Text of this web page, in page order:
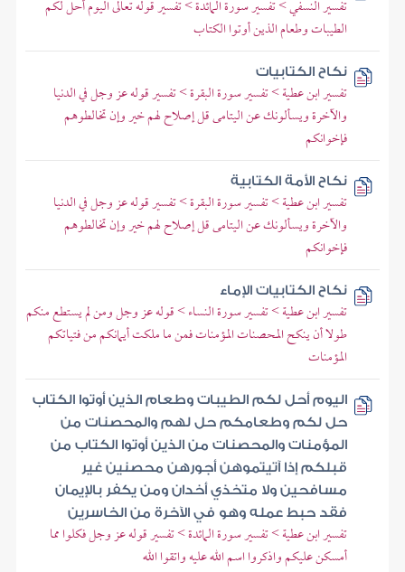
تفسير النسفي > تفسير سورة المائدة > تفسير قوله تعالى اليوم أحل لكم
الطيبات وطعام الذين أوتوا الكتاب
نكاح الكتابيات
تفسير ابن عطية > تفسير سورة البقرة > تفسير قوله عز وجل في الدنيا
والآخرة ويسألونك عن اليتامى قل إصلاح لهم خير وإن تخالطوهم
فإخوانكم
نكاح الأمة الكتابية
تفسير ابن عطية > تفسير سورة البقرة > تفسير قوله عز وجل في الدنيا
والآخرة ويسألونك عن اليتامى قل إصلاح لهم خير وإن تخالطوهم
فإخوانكم
نكاح الكتابيات الإماء
تفسير ابن عطية > تفسير سورة النساء > قوله عز وجل ومن لم يستطع منكم
طولا أن ينكح المحصنات المؤمنات فمن ما ملكت أيمانكم من فتياتكم
المؤمنات
اليوم أحل لكم الطيبات وطعام الذين أوتوا الكتاب
حل لكم وطعامكم حل لهم والمحصنات من
المؤمنات والمحصنات من الذين أوتوا الكتاب من
قبلكم إذا آتيتموهن أجورهن محصنين غير
مسافحين ولا متخذي أخدان ومن يكفر بالإيمان
فقد حبط عمله وهو في الآخرة من الخاسرين
تفسير ابن عطية > تفسير سورة المائدة > تفسير قوله عز وجل فكلوا مما
أمسكن عليكم واذكروا اسم الله عليه واتقوا الله